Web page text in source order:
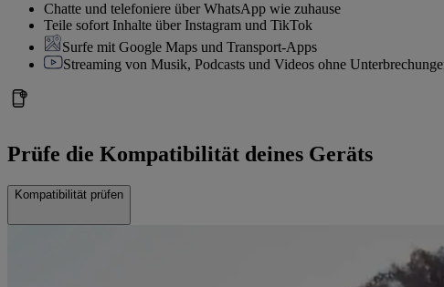
Chatte und telefoniere über WhatsApp wie zuhause
Teile sofort Inhalte über Instagram und TikTok
Surfe mit Google Maps und Transport-Apps
Streaming von Musik, Podcasts und Videos ohne
Prüfe die Kompatibilität deines Geräts
Kompatibilität prüfen